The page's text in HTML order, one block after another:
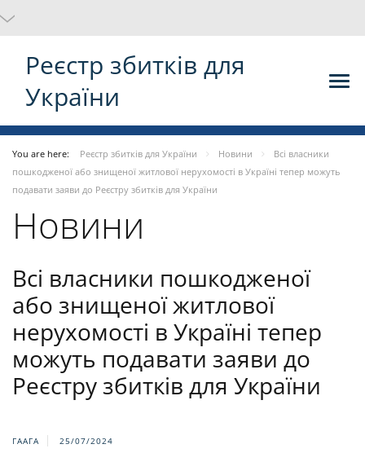
Реєстр збитків для
України
You are here: Реєстр збитків для України Новини
Всі власники
пошкодженої або знищеної житлової нерухомості в Україні тепер можуть
подавати заяви до Реєстру збитків для України
Новини
Всі власники пошкодженої
або знищеної житлової
нерухомості в Україні тепер
можуть подавати заяви до
Реєстру збитків для України
ГААГА 25/07/2024